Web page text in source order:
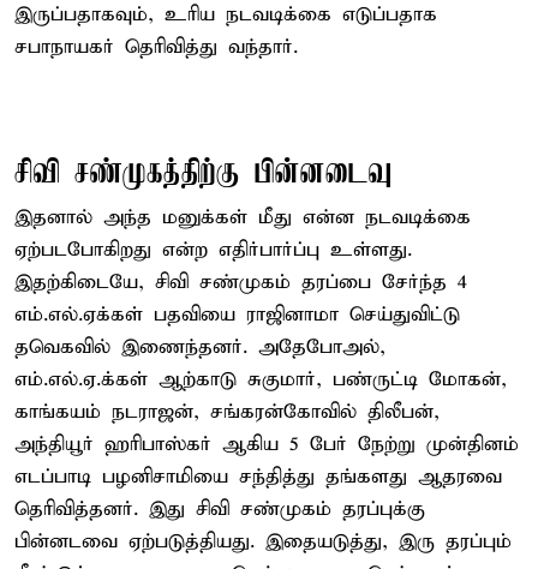
இருப்பதாகவும், உரிய நடவடிக்கை எடுப்பதாக
சபாநாயகர் தெரிவித்து வந்தார்.
சிவி சண்முகத்திற்கு பின்னடைவு
இதனால் அந்த மனுக்கள் மீது என்ன நடவடிக்கை
ஏற்படபோகிறது என்ற எதிர்பார்ப்பு உள்ளது.
இதற்கிடையே, சிவி சண்முகம் தரப்பை சேர்ந்த 4
எம்.எல்.ஏக்கள் பதவியை ராஜினாமா செய்துவிட்டு
தவெகவில் இணைந்தனர். அதேபோஅல்,
எம்.எல்.ஏ.க்கள் ஆற்காடு சுகுமார், பண்ருட்டி மோகன்,
காங்கயம் நடராஜன், சங்கரன்கோவில் திலீபன்,
அந்தியூர் ஹரிபாஸ்கர் ஆகிய 5 பேர் நேற்று முன்தினம்
எடப்பாடி பழனிசாமியை சந்தித்து தங்களது ஆதரவை
தெரிவித்தனர். இது சிவி சண்முகம் தரப்புக்கு
பின்னடவை ஏற்படுத்தியது. இதையடுத்து, இரு தரப்பும்